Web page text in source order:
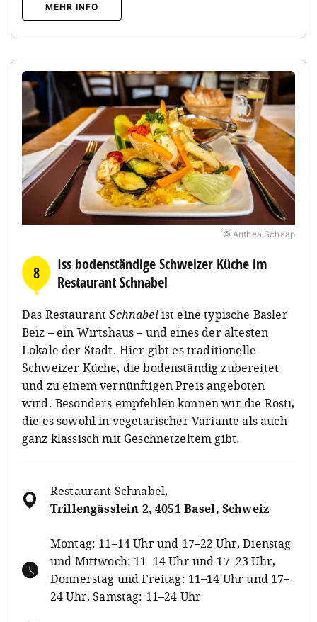
MEHR INFO
© Anthea Schaap
8
Iss bodenständige Schweizer Küche im
Restaurant Schnabel
Das RestaurantSchnabelist eine typische Basler
Beiz – ein Wirtshaus – und eines der ältesten
Lokale der Stadt. Hier gibt es traditionelle
Schweizer Küche, die bodenständig zubereitet
und zu einem vernünftigen Preis angeboten
wird. Besonders empfehlen können wir die Rösti,
die es sowohl in vegetarischer Variante als auch
ganz klassisch mit Geschnetzeltem gibt.
Restaurant Schnabel,
Trillengässlein 2, 4051 Basel, Schweiz
Montag: 11–14 Uhr und 17–22 Uhr, Dienstag
und Mittwoch: 11–14 Uhr und 17–23 Uhr,
Donnerstag und Freitag: 11–14 Uhr und 17–
24 Uhr, Samstag: 11–24 Uhr